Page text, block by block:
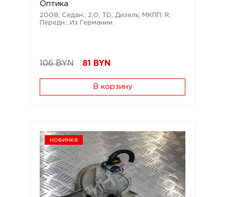
Оптика
2008; Седан.; 2,0; TD; Дизель; МКПП; R;
Передн.; Из Германии.
106 BYN 81 BYN
В корзину
новинка